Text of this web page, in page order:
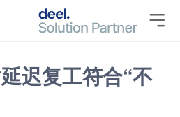

迟复工符合“不